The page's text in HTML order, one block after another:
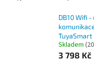
DB10 Wifi
TuyaSmart
Skladem
3 798 Kč